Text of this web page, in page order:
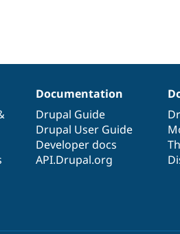
Documentation
Drupal Guide
Drupal User Guide
Developer docs
API.Drupal.org